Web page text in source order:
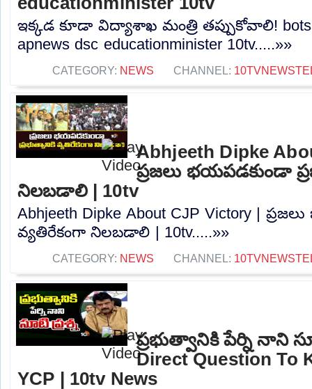
ఇక్కడ కూడా విద్యాశాఖ మంత్రి తప్పుకోవాలి!
apnews dsc educationminister 10tv.....»»
CATEGORY: NEWS CHANNEL:
Abhjeeth Dipke
ప్రజలు భయపడకుండా
నిలబడాలి | 10tv
Abhjeeth Dipke About CJP Victory |
వ్యతిరేకంగా నిలబడాలి | 10tv.....»»
CATEGORY: NEWS CHANNEL:
ప్రభుత్వానికి పేర్ని నాని
Direct Question To
YCP | 10tv News